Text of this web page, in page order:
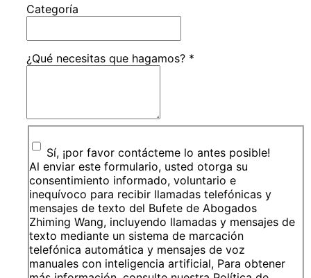
Categoría
¿Qué necesitas que hagamos? *
Sí, ¡por favor contácteme lo antes posible!
Al enviar este formulario, usted otorga su
consentimiento informado, voluntario e
inequívoco para recibir llamadas telefónicas y
mensajes de texto del Bufete de Abogados
Zhiming Wang, incluyendo llamadas y mensajes de
texto mediante un sistema de marcación
telefónica automática y mensajes de voz
manuales con inteligencia artificial, Para obtener